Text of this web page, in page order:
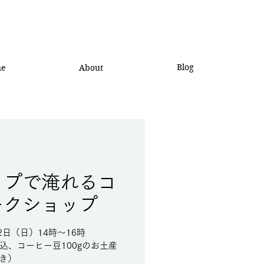
About Blog
で淹れるコ
ショップ
（日）14時～16時
、コーヒー豆100gのお土産
）